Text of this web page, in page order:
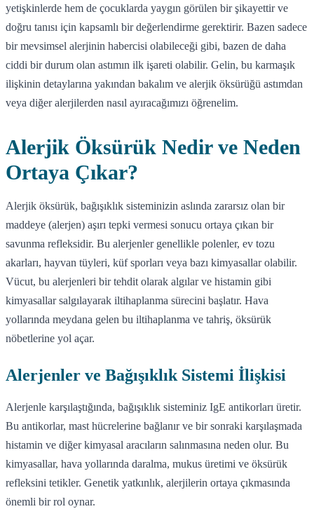
yetişkinlerde hem de çocuklarda yaygın görülen bir şikayettir ve
doğru tanısı için kapsamlı bir değerlendirme gerektirir. Bazen sadece
bir mevsimsel alerjinin habercisi olabileceği gibi, bazen de daha
ciddi bir durum olan astımın ilk işareti olabilir. Gelin, bu karmaşık
ilişkinin detaylarına yakından bakalım ve alerjik öksürüğü astımdan
veya diğer alerjilerden nasıl ayıracağımızı öğrenelim.
Alerjik Öksürük Nedir ve Neden
Ortaya Çıkar?
Alerjik öksürük, bağışıklık sisteminizin aslında zararsız olan bir
maddeye (alerjen) aşırı tepki vermesi sonucu ortaya çıkan bir
savunma refleksidir. Bu alerjenler genellikle polenler, ev tozu
akarları, hayvan tüyleri, küf sporları veya bazı kimyasallar olabilir.
Vücut, bu alerjenleri bir tehdit olarak algılar ve histamin gibi
kimyasallar salgılayarak iltihaplanma sürecini başlatır. Hava
yollarında meydana gelen bu iltihaplanma ve tahriş, öksürük
nöbetlerine yol açar.
Alerjenler ve Bağışıklık Sistemi İlişkisi
Alerjenle karşılaştığında, bağışıklık sisteminiz IgE antikorları üretir.
Bu antikorlar, mast hücrelerine bağlanır ve bir sonraki karşılaşmada
histamin ve diğer kimyasal aracıların salınmasına neden olur. Bu
kimyasallar, hava yollarında daralma, mukus üretimi ve öksürük
refleksini tetikler. Genetik yatkınlık, alerjilerin ortaya çıkmasında
önemli bir rol oynar.